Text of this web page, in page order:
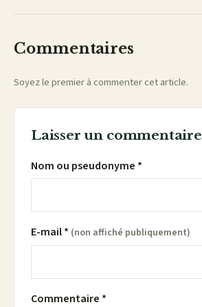
Commentaires
Soyez le premier à commenter cet article.
Laisser un commentaire
Nom ou pseudonyme *
E-mail * (non affiché publiquement)
Commentaire *